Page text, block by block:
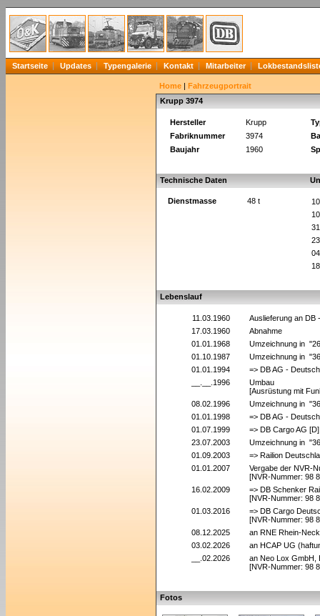
Startseite Updates Typengalerie Kontakt Mitarbeiter
Home | Fahrzeugportrait
Krupp 3974
Hersteller Krupp
Fabriknummer
3974
Baujahr
1960
Technische Daten
Dienstmasse 48 t
Lebenslauf
11.03.1960
Auslieferung an
17.03.1960
Abnahme
01.01.1968
Umzeichnung in
01.10.1987
Umzeichnung in
01.01.1994
=> DB AG -
__.__.1996
Umbau
[Ausrüstung mit
08.02.1996
Umzeichnung in
01.01.1998
=> DB AG -
01.07.1999
=> DB Cargo AG
23.07.2003
Umzeichnung in
01.09.2003
=> Railion
01.01.2007
Vergabe der NVR-
[NVR-Nummer: 98
16.02.2009
=> DB Schenker
[NVR-Nummer: 98
01.03.2016
=> DB Cargo
[NVR-Nummer: 98
08.12.2025
an RNE Rhein-
03.02.2026
an HCAP UG
__.02.2026
an Neo Lox GmbH,
[NVR-Nummer: 98
Fotos